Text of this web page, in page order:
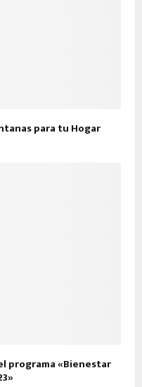
para tu Hogar
programa «Bienestar